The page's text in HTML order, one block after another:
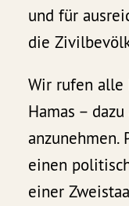
und für
die
Wir rufen alle
Hamas –
anzunehmen.
einen
einer